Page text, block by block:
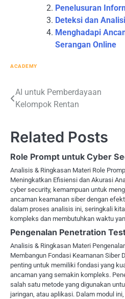
Penelusuran
Deteksi dan
Menghadapi
Serangan Online
ACADEMY
Post
navigation
AI untuk Pemberdayaan
Kelompok Rentan
Related Posts
Role Prompt untuk Cyber
Analisis & Ringkasan Materi Role
Meningkatkan Efisiensi dan Akurasi
cyber security, kemampuan untuk
ancaman keamanan siber dengan
dalam proses analisis ini, seringkali
kompleks dan membutuhkan waktu
Pengenalan Penetration
Analisis & Ringkasan Materi
Membangun Fondasi Keamanan Siber
penting untuk memiliki fondasi yang
ancaman yang semakin kompleks.
salah satu metode yang digunakan
jaringan, atau aplikasi. Dalam modul